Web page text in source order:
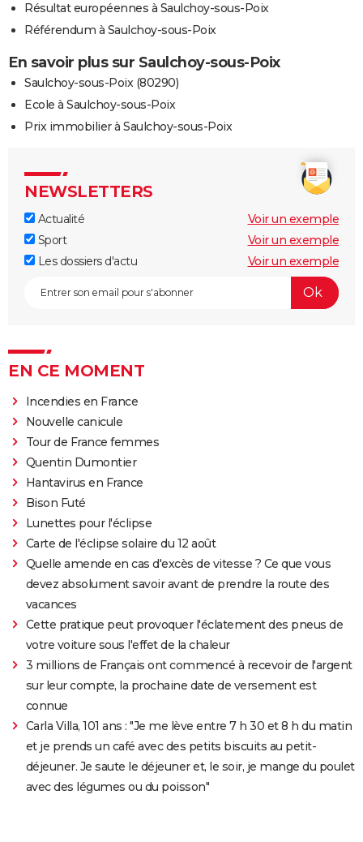
Résultat européennes à Saulchoy-sous-Poix
Référendum à Saulchoy-sous-Poix
En savoir plus sur Saulchoy-sous-Poix
Saulchoy-sous-Poix (80290)
Ecole à Saulchoy-sous-Poix
Prix immobilier à Saulchoy-sous-Poix
NEWSLETTERS
Actualité
Voir un exemple
Sport
Voir un exemple
Les dossiers d'actu
Voir un exemple
EN CE MOMENT
Incendies en France
Nouvelle canicule
Tour de France femmes
Quentin Dumontier
Hantavirus en France
Bison Futé
Lunettes pour l'éclipse
Carte de l'éclipse solaire du 12 août
Quelle amende en cas d'excès de vitesse ? Ce que vous
devez absolument savoir avant de prendre la route des
vacances
Cette pratique peut provoquer l'éclatement des pneus de
votre voiture sous l'effet de la chaleur
3 millions de Français ont commencé à recevoir de l'argent
sur leur compte, la prochaine date de versement est
connue
Carla Villa, 101 ans : "Je me lève entre 7 h 30 et 8 h du matin
et je prends un café avec des petits biscuits au petit-
déjeuner. Je saute le déjeuner et, le soir, je mange du poulet
avec des légumes ou du poisson"